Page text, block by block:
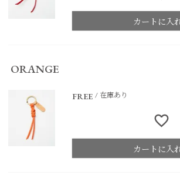
カートに入
ORANGE
FREE 在庫あり
カートに入